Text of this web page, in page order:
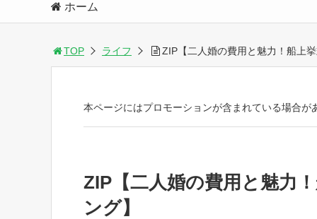
ホーム
TOP ライフ ZIP【二人婚の費用と魅力！船上
本ページにはプロモーションが含まれている場合が
ZIP【二人婚の費用と魅力
ング】